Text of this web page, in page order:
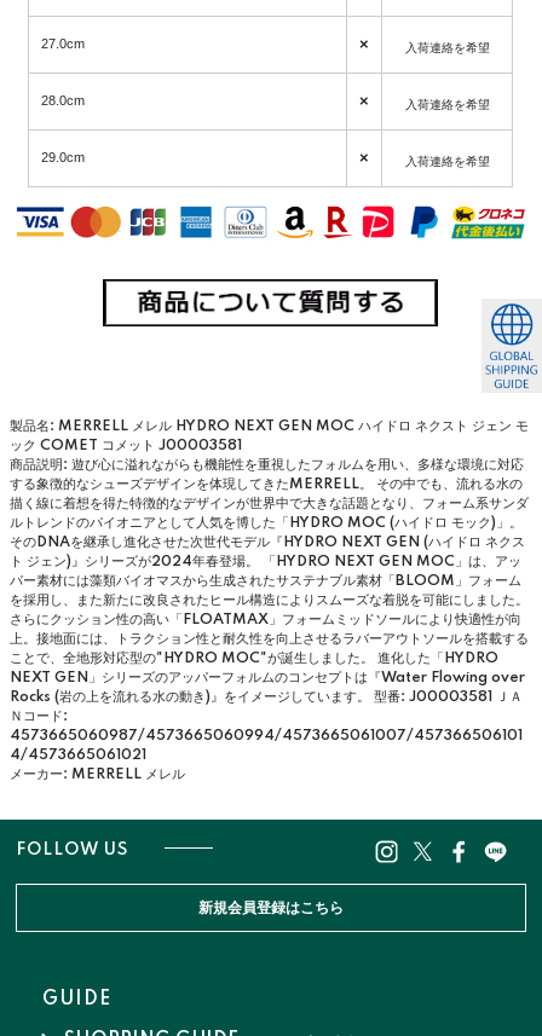
27.0cm × 入荷連絡を希望
28.0cm × 入荷連絡を希望
29.0cm × 入荷連絡を希望
製品名: MERRELL メレル HYDRO NEXT GEN MOC ハイドロ ネクスト ジェン モ
ック COMET コメット J00003581
商品説明: 遊び心に溢れながらも機能性を重視したフォルムを用い、多様な環境に対応
する象徴的なシューズデザインを体現してきたMERRELL。 その中でも、流れる水の
描く線に着想を得た特徴的なデザインが世界中で大きな話題となり、フォーム系サンダ
ルトレンドのパイオニアとして人気を博した「HYDRO MOC (ハイドロ モック)」。
そのDNAを継承し進化させた次世代モデル『HYDRO NEXT GEN (ハイドロ ネクス
ト ジェン)』シリーズが2024年春登場。 「HYDRO NEXT GEN MOC」は、アッ
パー素材には藻類バイオマスから生成されたサステナブル素材「BLOOM」フォーム
を採用し、また新たに改良されたヒール構造によりスムーズな着脱を可能にしました。
さらにクッション性の高い「FLOATMAX」フォームミッドソールにより快適性が向
上。接地面には、トラクション性と耐久性を向上させるラバーアウトソールを搭載する
ことで、全地形対応型の"HYDRO MOC"が誕生しました。 進化した「HYDRO
NEXT GEN」シリーズのアッパーフォルムのコンセプトは『Water Flowing over
Rocks (岩の上を流れる水の動き)』をイメージしています。
型番: J00003581
ＪＡ
Ｎコード:
4573665060987/4573665060994/4573665061007/457366506101
4/4573665061021
メーカー: MERRELL メレル
FOLLOW US
新規会員登録はこちら
GUIDE